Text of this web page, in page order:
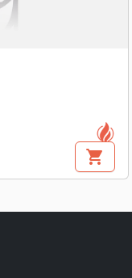
shopping_cart